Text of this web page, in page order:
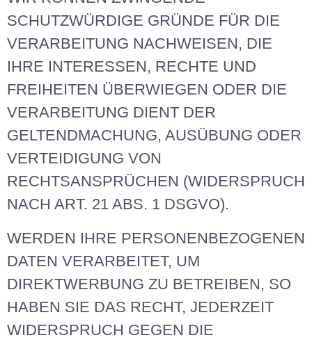
SCHUTZWÜRDIGE GRÜNDE FÜR DIE
VERARBEITUNG NACHWEISEN, DIE
IHRE INTERESSEN, RECHTE UND
FREIHEITEN ÜBERWIEGEN ODER DIE
VERARBEITUNG DIENT DER
GELTENDMACHUNG, AUSÜBUNG ODER
VERTEIDIGUNG VON
RECHTSANSPRÜCHEN (WIDERSPRUCH
NACH ART. 21 ABS. 1 DSGVO).
WERDEN IHRE PERSONENBEZOGENEN
DATEN VERARBEITET, UM
DIREKTWERBUNG ZU BETREIBEN, SO
HABEN SIE DAS RECHT, JEDERZEIT
WIDERSPRUCH GEGEN DIE